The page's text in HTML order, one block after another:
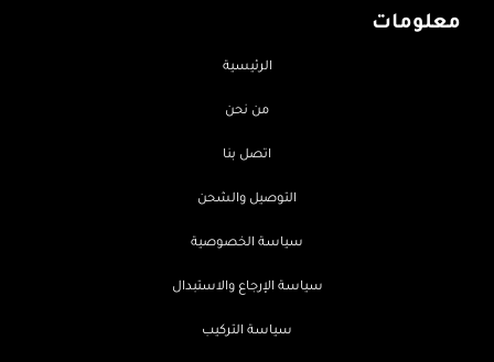
معلومات
الرئيسية
من نحن
اتصل بنا
التوصيل والشحن
سياسة الخصوصية
سياسة الإرجاع والاستبدال
سياسة التركيب